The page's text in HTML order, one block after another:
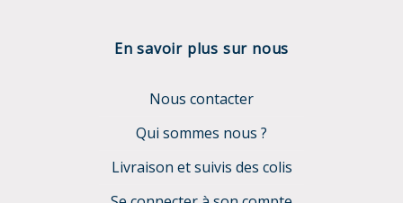
En savoir plus sur nous
Nous contacter
Qui sommes nous ?
Livraison et suivis des colis